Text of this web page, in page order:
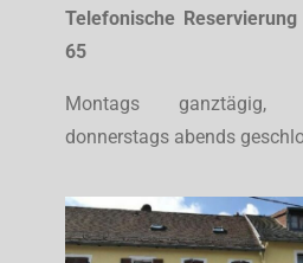
Telefonische
65
Montags ganztägig,
donnerstags abends